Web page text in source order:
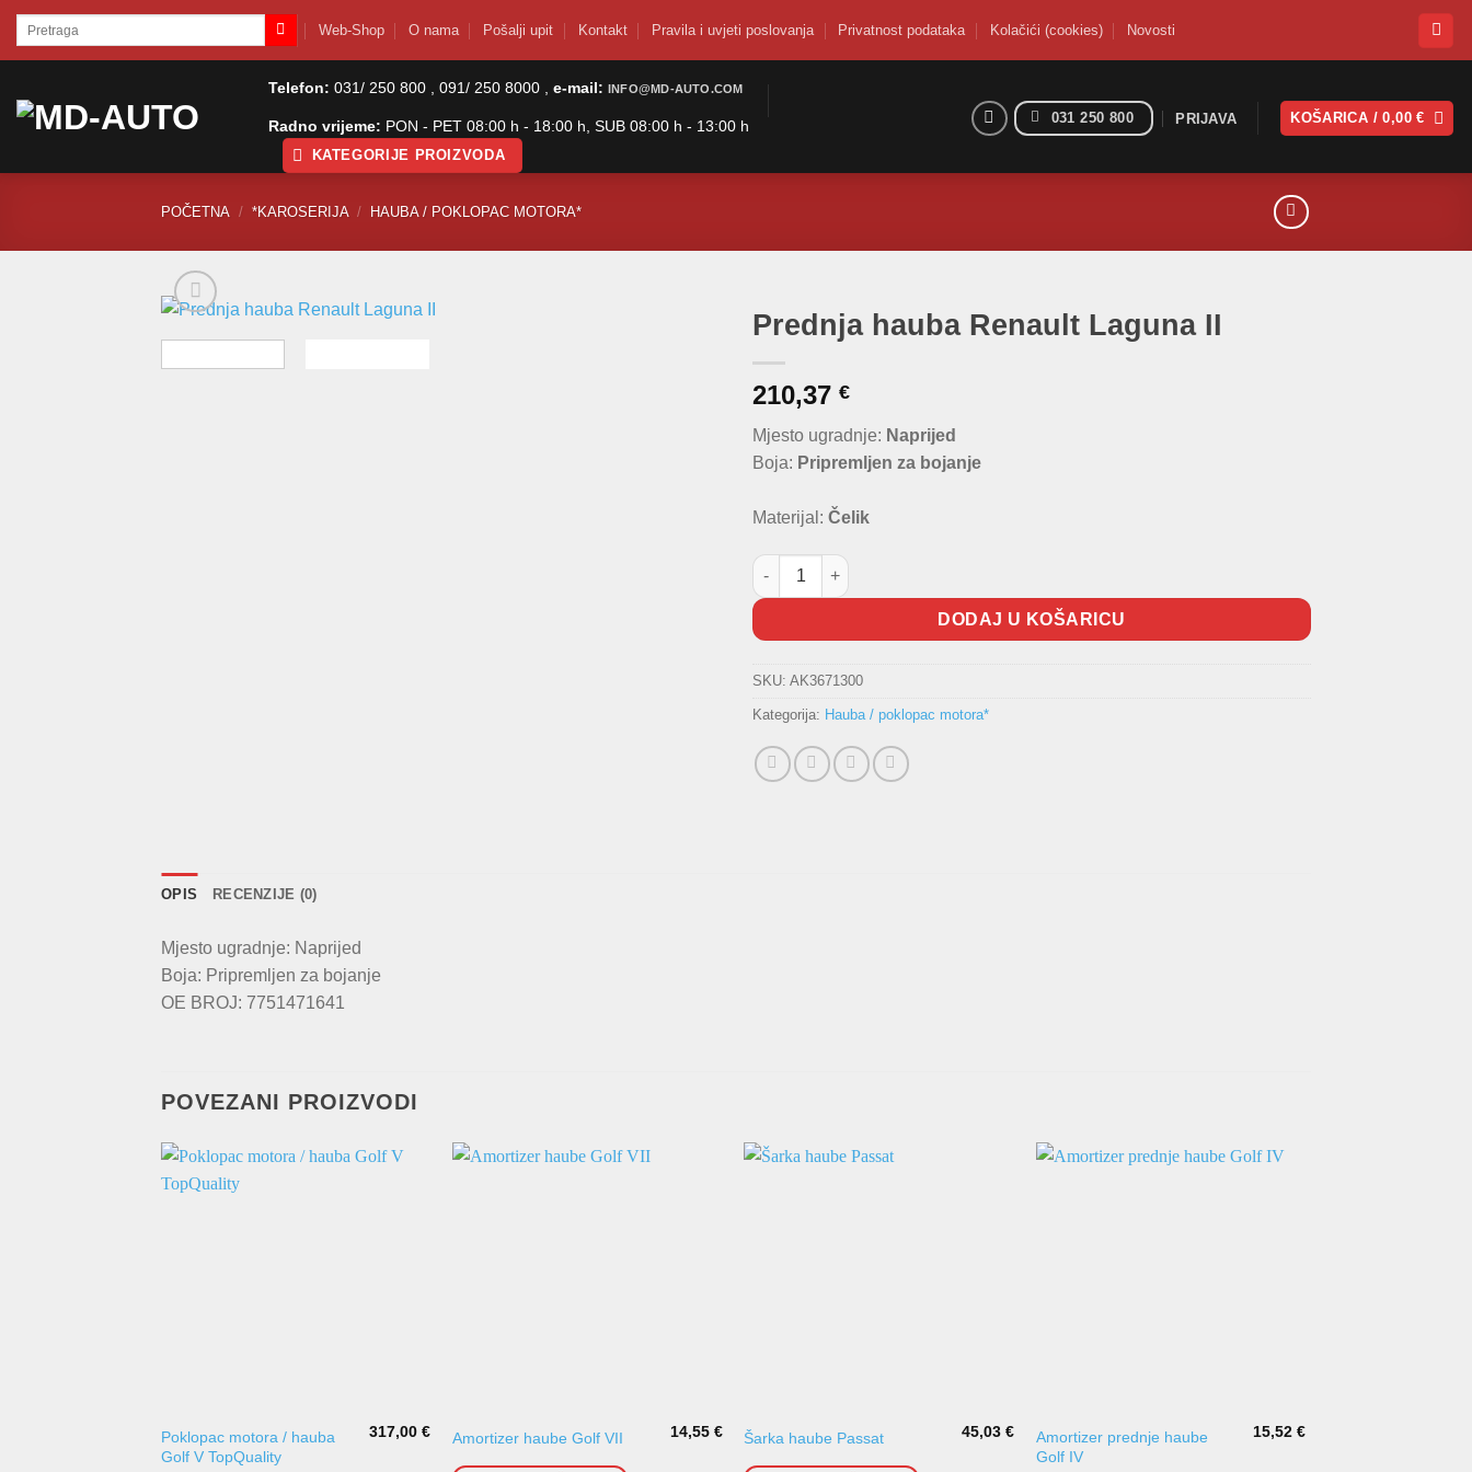
SkipPretraži: Web-Shop O nama Pošalji upit Kontakt Pravila i uvjeti poslovanja Privatnost podataka Kolačići (cookies) Novosti
Telefon: 031/ 250 800 , 091/ 250 8000 , e-mail: INFO@MD-AUTO.COM
Radno vrijeme: PON - PET 08:00 h - 18:00 h, SUB 08:00 h - 13:00 h
KATEGORIJE PROIZVODA
031 250 800 PRIJAVA KOŠARICA /0,00€
POČETNA / *KAROSERIJA / HAUBA / POKLOPAC MOTORA*
Prednja hauba Renault Laguna II
210,37 €
Mjesto ugradnje: Naprijed
Boja: Pripremljen za bojanje
Materijal: Čelik
Prednja hauba Renault Laguna II količina
DODAJ U KOŠARICU
SKU: AK3671300
Kategorija: Hauba / poklopac motora*
OPIS RECENZIJE (0)
Mjesto ugradnje: Naprijed
Boja: Pripremljen za bojanje
OE BROJ: 7751471641
POVEZANI PROIZVODI
Poklopac motora / hauba
Golf V TopQuality
317,00€ Amortizer haube Golf VII 14,55 € Šarka haube Passat 45,03 €
Amortizer prednje haube
Golf IV
15,52€